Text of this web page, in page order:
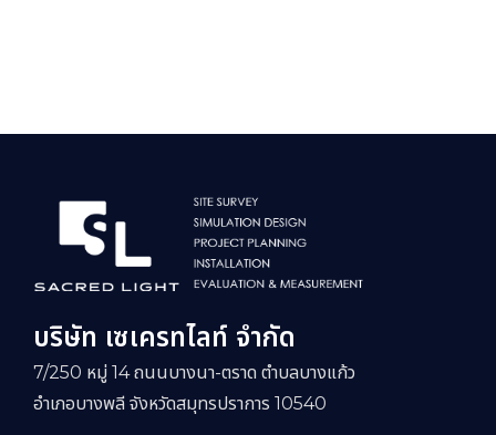
บริษัท เซเครทไลท์ จำกัด
7/250 หมู่ 14 ถนนบางนา-ตราด ตำบลบางแก้ว
อำเภอบางพลี จังหวัดสมุทรปราการ 10540